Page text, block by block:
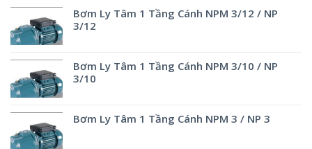
Bơm Ly Tâm 1 Tầng Cánh NPM 3/12 / NP
3/12
Bơm Ly Tâm 1 Tầng Cánh NPM 3/10 / NP
3/10
Bơm Ly Tâm 1 Tầng Cánh NPM 3 / NP 3